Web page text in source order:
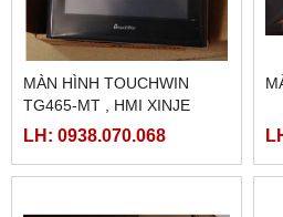
MÀN HÌNH TOUCHWIN
TG465-MT , HMI XINJE
TG465-MT
LH: 0938.070.068